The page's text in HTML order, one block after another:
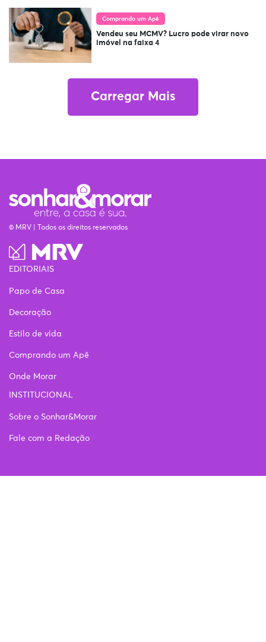
Comprando um Apê
Vendeu seu MCMV? Lucro pode virar novo
imóvel na faixa 4
Carregar Mais
© MRV | Todos os direitos reservados
EDITORIAIS
Papo de Casa
Decoração
Estilo de vida
Comprando um Apê
Onde Morar
INSTITUCIONAL
Sobre o Sonhar&Morar
Fale com a Redação